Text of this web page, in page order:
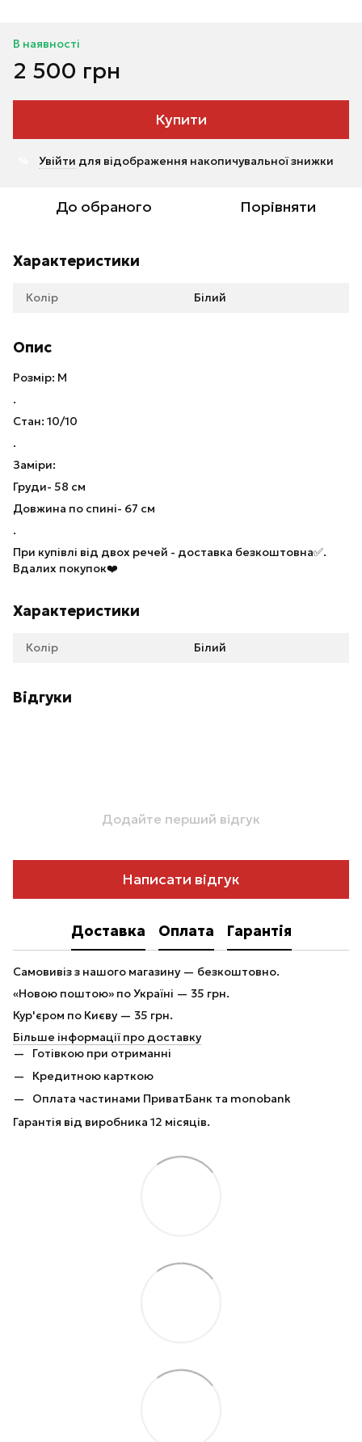
В наявності
2 500 грн
Купити
Увійти для відображення накопичувальної знижки
До обраного Порівняти
Характеристики
Колір Білий
Опис
Розмір: M
.
Стан: 10/10
.
Заміри:
Груди- 58 см
Довжина по спині- 67 см
.
При купівлі від двох речей - доставка безкоштовна✅.
Вдалих покупок❤️
Характеристики
Колір Білий
Відгуки
Додайте перший відгук
Написати відгук
Доставка Оплата Гарантія
Самовивіз з нашого магазину — безкоштовно.
«Новою поштою» по Україні — 35 грн.
Кур'єром по Києву — 35 грн.
Більше інформації про доставку
Готівкою при отриманні
Кредитною карткою
Оплата частинами ПриватБанк та monobank
Гарантія від виробника 12 місяців.